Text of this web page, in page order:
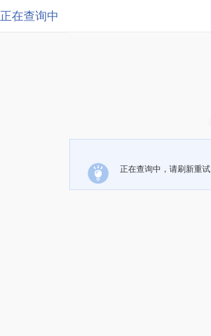
正在查询中
正在查询中，请刷新重试